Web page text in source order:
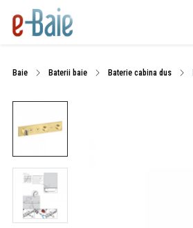
Baie Baterii baie Baterie cabina dus